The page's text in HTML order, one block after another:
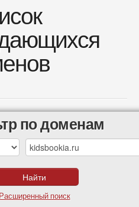
по доменам
Расширенный поиск